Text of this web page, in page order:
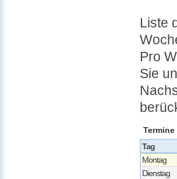
Liste
Pro
Sie
Tag
Montag
Dienstag